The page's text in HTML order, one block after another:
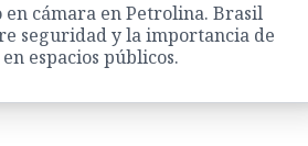
en cámara en Petrolina. Brasil
seguridad y la importancia de
espacios públicos.